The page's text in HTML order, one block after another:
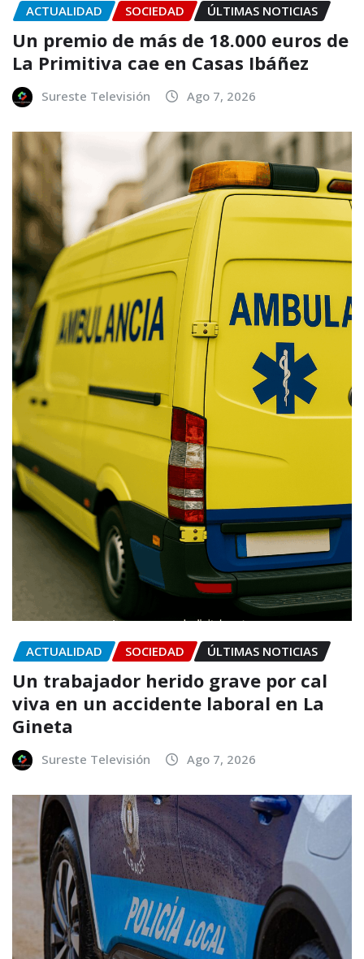
ACTUALIDAD SOCIEDAD ÚLTIMAS NOTICIAS
Un premio de más de 18.000 euros de
La Primitiva cae en Casas Ibáñez
Sureste Televisión Ago 7, 2026
ACTUALIDAD SOCIEDAD ÚLTIMAS NOTICIAS
Un trabajador herido grave por cal
viva en un accidente laboral en La
Gineta
Sureste Televisión Ago 7, 2026